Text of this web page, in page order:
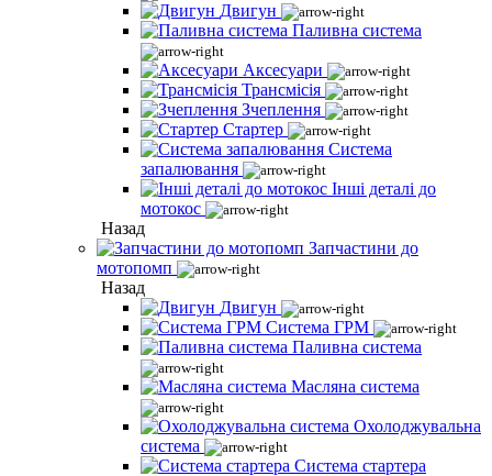
Двигун
Паливна система
Аксесуари
Трансмісія
Зчеплення
Стартер
Система
запалювання
Інші деталі до
мотокос
Назад
Запчастини до
мотопомп
Назад
Двигун
Система ГРМ
Паливна система
Масляна система
Охолоджувальна
система
Система стартера